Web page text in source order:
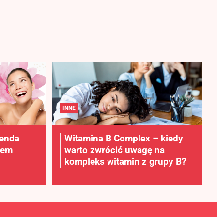
INNE
Witamina B Complex – kiedy
warto zwrócić uwagę na
kompleks witamin z grupy B?